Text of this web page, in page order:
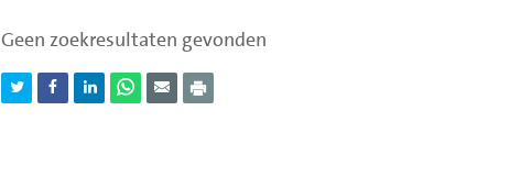
Geen zoekresultaten gevonden